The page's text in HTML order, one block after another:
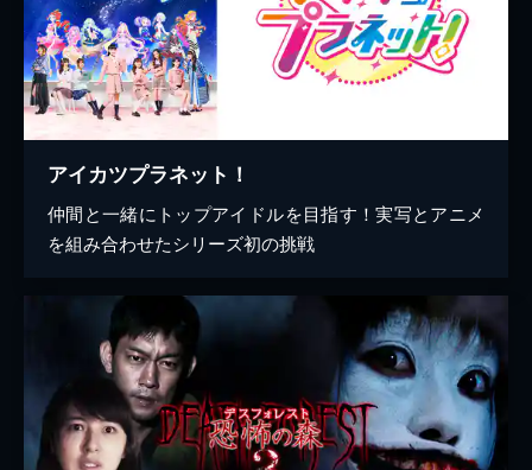
アイカツプラネット！
仲間と一緒にトップアイドルを目指す！実写とアニメ
を組み合わせたシリーズ初の挑戦